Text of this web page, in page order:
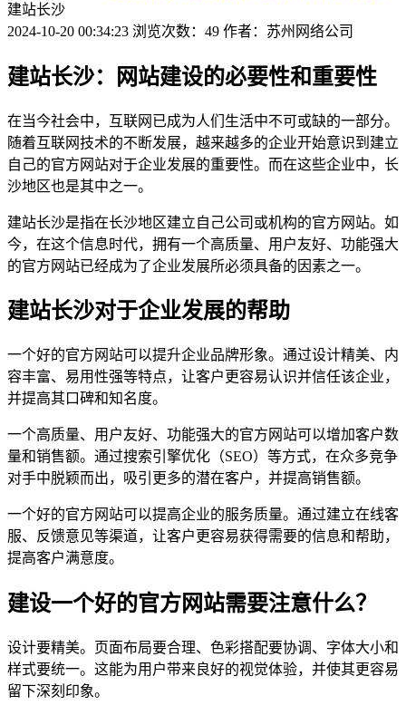
建站长沙
2024-10-20 00:34:23 浏览次数：49 作者：苏州网络公司
建站长沙：网站建设的必要性和重要性
在当今社会中，互联网已成为人们生活中不可或缺的一部分。
随着互联网技术的不断发展，越来越多的企业开始意识到建立
自己的官方网站对于企业发展的重要性。而在这些企业中，长
沙地区也是其中之一。
建站长沙是指在长沙地区建立自己公司或机构的官方网站。如
今，在这个信息时代，拥有一个高质量、用户友好、功能强大
的官方网站已经成为了企业发展所必须具备的因素之一。
建站长沙对于企业发展的帮助
一个好的官方网站可以提升企业品牌形象。通过设计精美、内
容丰富、易用性强等特点，让客户更容易认识并信任该企业，
并提高其口碑和知名度。
一个高质量、用户友好、功能强大的官方网站可以增加客户数
量和销售额。通过搜索引擎优化（SEO）等方式，在众多竞争
对手中脱颖而出，吸引更多的潜在客户，并提高销售额。
一个好的官方网站可以提高企业的服务质量。通过建立在线客
服、反馈意见等渠道，让客户更容易获得需要的信息和帮助，
提高客户满意度。
建设一个好的官方网站需要注意什么？
设计要精美。页面布局要合理、色彩搭配要协调、字体大小和
样式要统一。这能为用户带来良好的视觉体验，并使其更容易
留下深刻印象。